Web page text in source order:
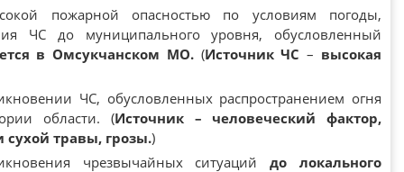
пожарной опасностью по условиям погоды,
ЧС до муниципального уровня, обусловленный
в Омсукчанском МО. (Источник ЧС– высокая
ЧС, обусловленных распространением огня
области. (Источник – человеческий фактор,
травы, грозы.)
чрезвычайных ситуацийдо локального